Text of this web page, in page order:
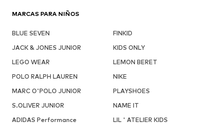
MARCAS PARA NIÑOS
BLUE SEVEN
FINKID
JACK & JONES JUNIOR
KIDS ONLY
LEGO WEAR
LEMON BERET
POLO RALPH LAUREN
NIKE
MARC O'POLO JUNIOR
PLAYSHOES
S.OLIVER JUNIOR
NAME IT
ADIDAS Performance
LIL ' ATELIER KIDS